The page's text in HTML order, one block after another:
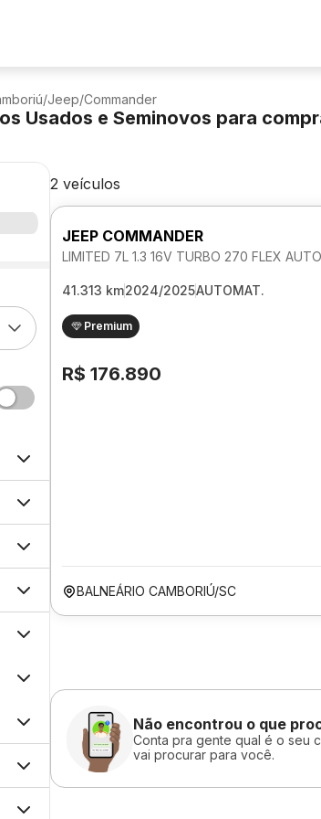
/Jeep/Commander
Usados e Seminovos para
2 veículos
JEEP COMMANDER
LIMITED 7L 1.3 16V TURBO 270 FLEX
41.313 km2024/2025AUTOMAT.
Premium
R$ 176.890
BALNEÁRIO CAMBORIÚ/SC
Não encontrou o que
Conta pra gente qual é o seu
vai procurar para você.